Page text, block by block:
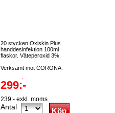
20 stycken Oxiskin Plus
handdesinfektion 100ml
flaskor. Väteperoxid 3%.
Verksamt mot CORONA.
Kostar...
299:-
239:- exkl. moms
Antal